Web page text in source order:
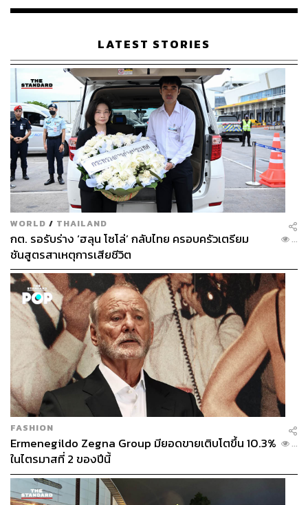
เรือนไทยที่ถูกซุกไว้
LATEST STORIES
WORLD / THAILAND
กต. รอรับร่าง ‘ฮลุน โซโล่’ กลับไทย ครอบครัวเตรียม
ชันสูตรสาเหตุการเสียชีวิต
...
FASHION
Ermenegildo Zegna Group มียอดขายเติบโตขึ้น 10.3%
ในไตรมาสที่ 2 ของปีนี้
...